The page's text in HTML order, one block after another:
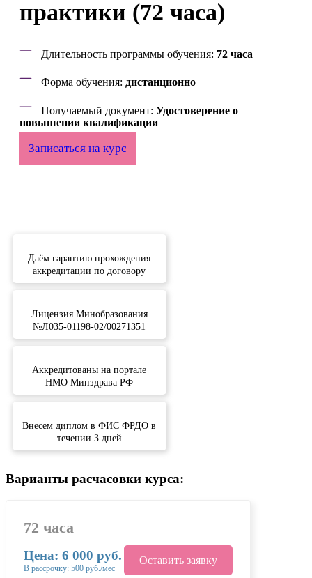
практики (72 часа)
Длительность программы обучения: 72 часа
Форма обучения: дистанционно
Получаемый документ: Удостоверение о
повышении квалификации
Записаться на курс
Даём гарантию прохождения
аккредитации по договору
Лицензия Минобразования
№Л035-01198-02/00271351
Аккредитованы на портале
НМО Минздрава РФ
Внесем диплом в ФИС ФРДО в
течении 3 дней
Варианты расчасовки курса:
72 часа
Цена: 6 000 руб.
В рассрочку: 500 руб./мес
Оставить заявку